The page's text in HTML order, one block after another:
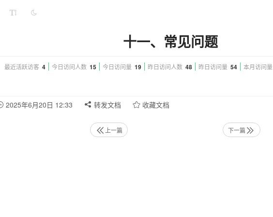
十一、常见问题
最近活跃访客 4 今日访问人数 15 今日访问量 19 昨日访问人数 48 昨日访问量 54 本月访问量
2025年6月20日 12:33 转发文档 收藏文档
上一篇 下一篇